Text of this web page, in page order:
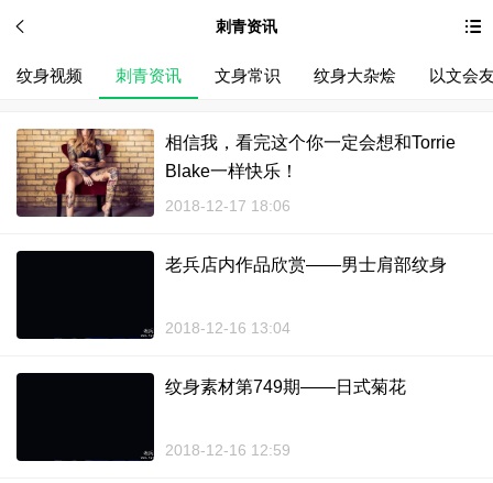
刺青资讯
纹身视频 刺青资讯 文身常识 纹身大杂烩 以文会
相信我，看完这个你一定会想和Torrie
Blake一样快乐！
2018-12-17 18:06
老兵店内作品欣赏——男士肩部纹身
2018-12-16 13:04
纹身素材第749期——日式菊花
2018-12-16 12:59